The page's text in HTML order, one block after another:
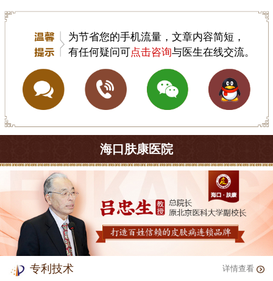
为节省您的手机流量，文章内容简短，
有任何疑问可点击咨询与医生在线交流。
海口肤康医院
专利技术 详情查看